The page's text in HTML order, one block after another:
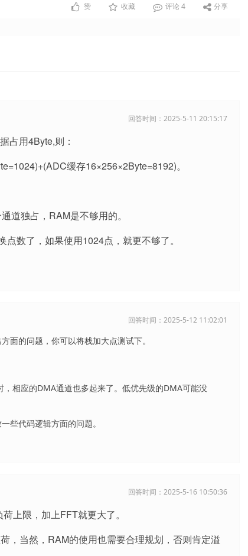
赞 收藏 评论 4 分享
回答时间：2025-5-11 20:15:17
占用4Byte,则：
缓存16×256×2Byte=8192)。
道独占，RAM是不够用的。
数了，如果使用1024点，就更不够了。
回答时间：2025-5-12 11:02:01
面的问题，你可以将栈加大点测试下。
相应的DMA通道也多起来了。低优先级的DMA可能没
些代码逻辑方面的问题。
回答时间：2025-5-16 10:50:36
上限，加上FFT就更大了。
，当然，RAM的使用也需要合理规划，否则肯定溢